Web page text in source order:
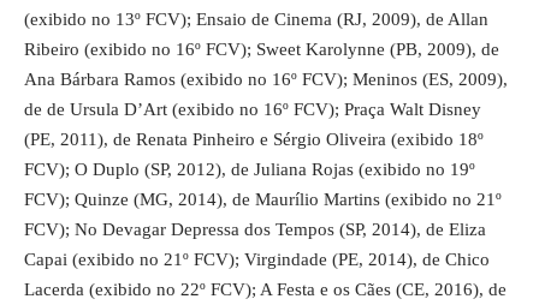
(exibido no 13º FCV); Ensaio de Cinema (RJ, 2009), de Allan
Ribeiro (exibido no 16º FCV); Sweet Karolynne (PB, 2009), de
Ana Bárbara Ramos (exibido no 16º FCV); Meninos (ES, 2009),
de de Ursula D’Art (exibido no 16º FCV); Praça Walt Disney
(PE, 2011), de Renata Pinheiro e Sérgio Oliveira (exibido 18º
FCV); O Duplo (SP, 2012), de Juliana Rojas (exibido no 19º
FCV); Quinze (MG, 2014), de Maurílio Martins (exibido no 21º
FCV); No Devagar Depressa dos Tempos (SP, 2014), de Eliza
Capai (exibido no 21º FCV); Virgindade (PE, 2014), de Chico
Lacerda (exibido no 22º FCV); A Festa e os Cães (CE, 2016), de